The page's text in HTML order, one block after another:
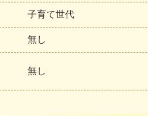
子育て世代
無し
無し